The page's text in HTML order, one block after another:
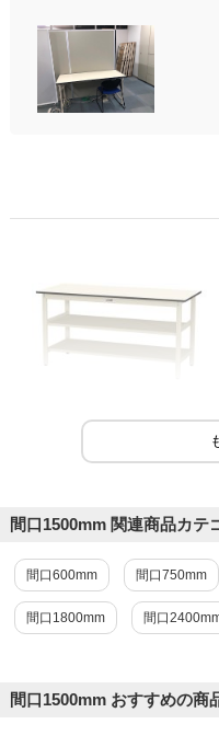
少し重いですが、一人で
り、使いやすいですよ。
少し重いですが、一人で組
安定感があり、使いやすい
間口1500mm 関連商品カテ
間口600mm 間口750mm
間口1800mm 間口
間口1500mm おすすめの商